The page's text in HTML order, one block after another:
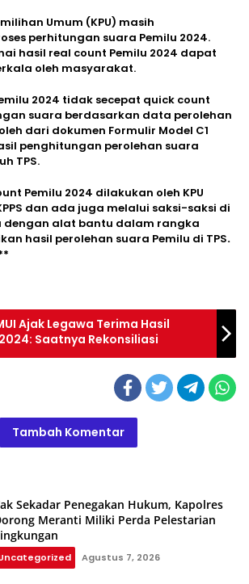
Umum (KPU) masih
perhitungan suara Pemilu 2024.
hasil real count Pemilu 2024 dapat
oleh masyarakat.
2024 tidak secepat quick count
suara berdasarkan data perolehan
dari dokumen Formulir Model C1
penghitungan perolehan suara
TPS.
Pemilu 2024 dilakukan oleh KPU
dan ada juga melalui saksi-saksi di
dengan alat bantu dalam rangka
hasil perolehan suara Pemilu di TPS.
Ajak Legawa Terima Hasil
Saatnya Rekonsiliasi
Tambah Komentar
Sekadar Penegakan Hukum, Kapolres
Meranti Miliki Perda Pelestarian
Agustus 7, 2026